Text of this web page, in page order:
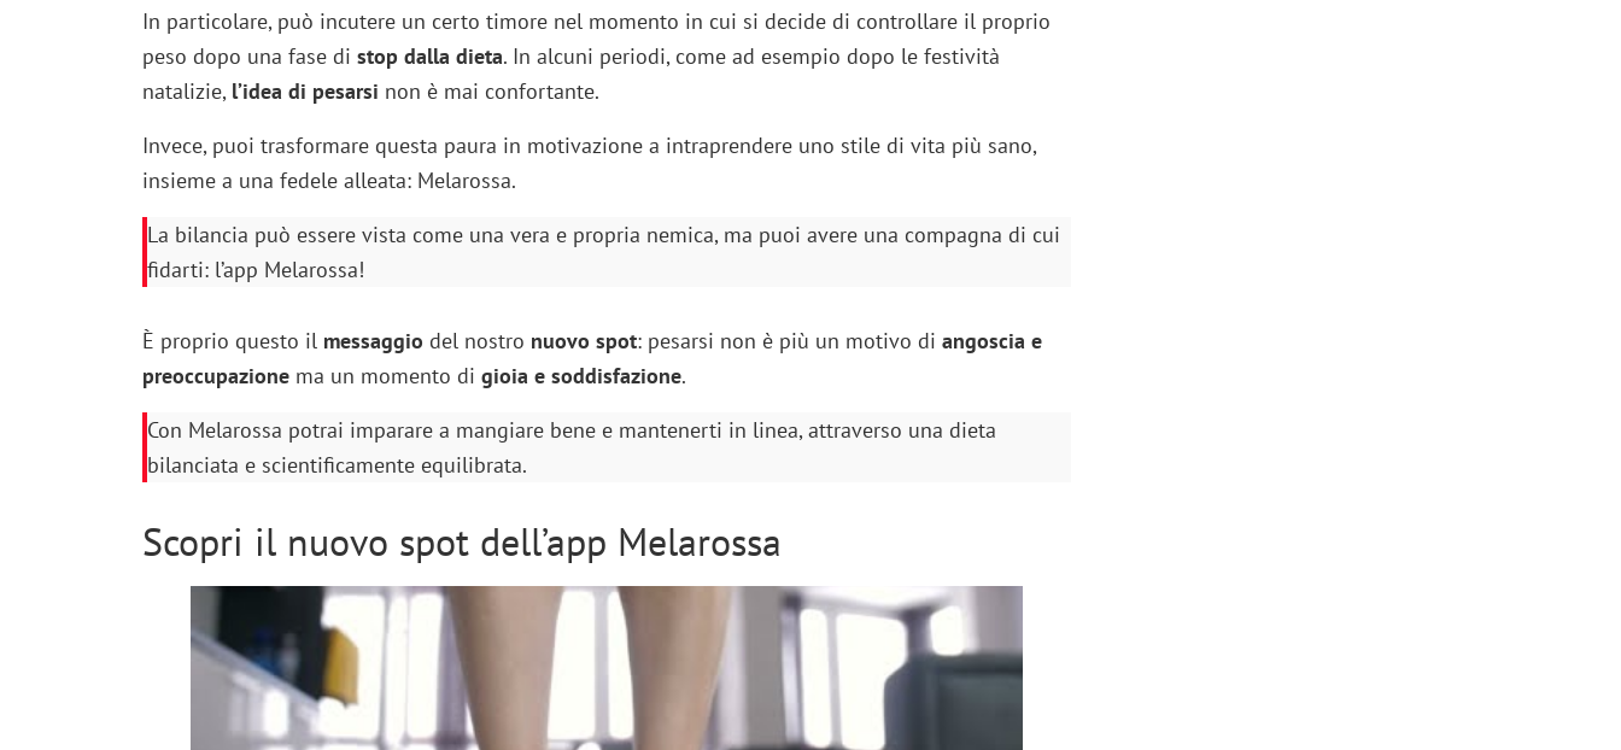
In particolare, può incutere un certo timore nel momento in cui si decide di controllare il proprio
peso dopo una fase di stop dalla dieta. In alcuni periodi, come ad esempio dopo le festività
natalizie, l’idea di pesarsi non è mai confortante.
Invece, puoi trasformare questa paura in motivazione a intraprendere uno stile di vita più sano,
insieme a una fedele alleata: Melarossa.
La bilancia può essere vista come una vera e propria nemica, ma puoi avere una compagna di cui
fidarti: l’app Melarossa!
È proprio questo il messaggio del nostro nuovo spot: pesarsi non è più un motivo di angoscia e
preoccupazionema un momento di gioia e soddisfazione.
Con Melarossa potrai imparare a mangiare bene e mantenerti in linea, attraverso una dieta
bilanciata e scientificamente equilibrata.
Scopri il nuovo spot dell’app Melarossa